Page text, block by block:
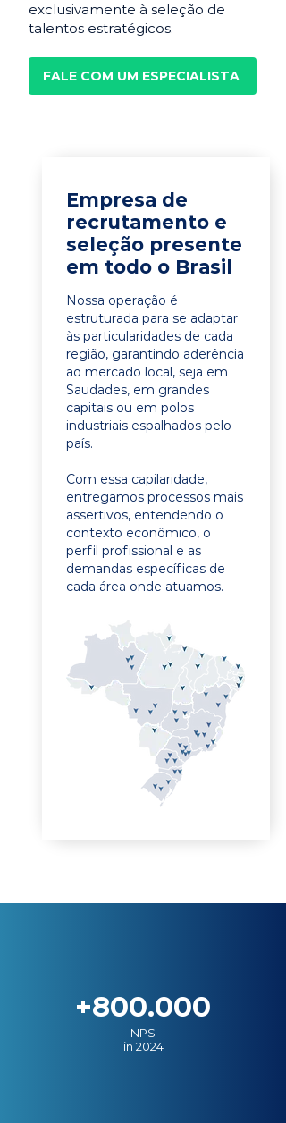
exclusivamente à seleção de
talentos estratégicos.
FALE COM UM ESPECIALISTA
Empresa de
recrutamento e
seleção presente
em todo o Brasil
Nossa operação é
estruturada para se adaptar
às particularidades de cada
região, garantindo aderência
ao mercado local, seja em
Saudades, em grandes
capitais ou em polos
industriais espalhados pelo
país.
Com essa capilaridade,
entregamos processos mais
assertivos, entendendo o
contexto econômico, o
perfil profissional e as
demandas específicas de
cada área onde atuamos.
+800.000
NPS
in 2024